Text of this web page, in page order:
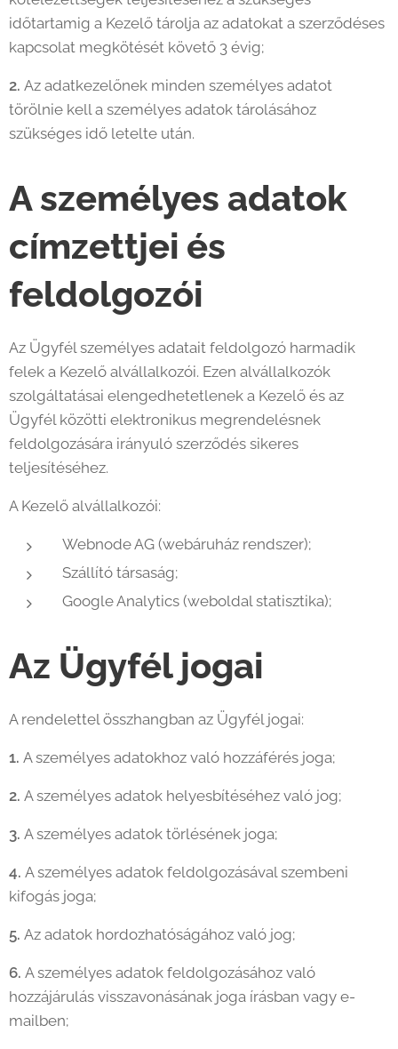
időtartamig a Kezelő tárolja az adatokat a szerződéses
kapcsolat megkötését követő 3 évig;
2. Az adatkezelőnek minden személyes adatot
törölnie kell a személyes adatok tárolásához
szükséges idő letelte után.
A személyes adatok
címzettjei és
feldolgozói
Az Ügyfél személyes adatait feldolgozó harmadik
felek a Kezelő alvállalkozói. Ezen alvállalkozók
szolgáltatásai elengedhetetlenek a Kezelő és az
Ügyfél közötti elektronikus megrendelésnek
feldolgozására irányuló szerződés sikeres
teljesítéséhez.
A Kezelő alvállalkozói:
Webnode AG (webáruház rendszer);
Szállító társaság;
Google Analytics (weboldal statisztika);
Az Ügyfél jogai
A rendelettel összhangban az Ügyfél jogai:
1. A személyes adatokhoz való hozzáférés joga;
2. A személyes adatok helyesbítéséhez való jog;
3. A személyes adatok törlésének joga;
4. A személyes adatok feldolgozásával szembeni
kifogás joga;
5. Az adatok hordozhatóságához való jog;
6. A személyes adatok feldolgozásához való
hozzájárulás visszavonásának joga írásban vagy e-
mailben;